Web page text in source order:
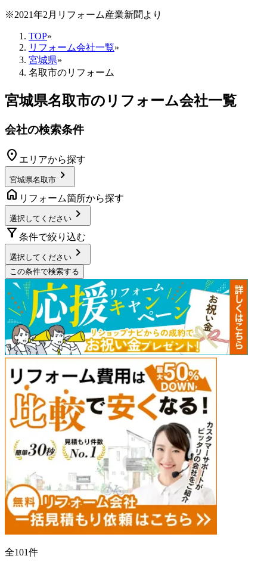
※2021年2月リフォーム産業新聞より
TOP»
リフォーム会社一覧»
宮城県»
名取市のリフォーム
宮城県名取市のリフォーム会社一覧
会社の検索条件
location_on エリアから探す
宮城県名取市 chevron_right
home リフォーム箇所から探す
選択してください chevron_right
filter_alt 条件で絞り込む
選択してください chevron_right
この条件で検索する
全101件